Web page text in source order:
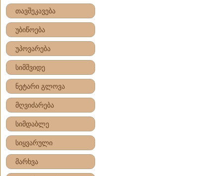
თავშეკავება
უბიწოება
უპოვარება
სიმშვიდე
ნეტარი გლოვა
მღვიძარება
სიმდაბლე
სიყვარული
მარხვა